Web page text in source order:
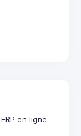
ERP en ligne